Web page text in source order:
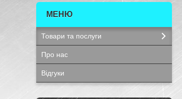
Товари та послуги
Про нас
Відгуки